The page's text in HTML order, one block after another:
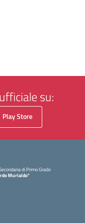
su:
Play Store
di Primo Grado
Murialdo"
la pagina iniziale della scuola